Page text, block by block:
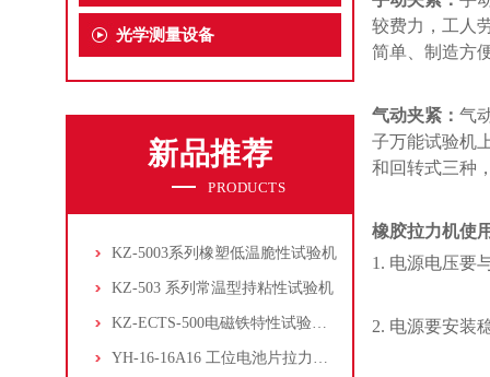
光学测量设备
新品推荐
PRODUCTS
KZ-5003系列橡塑低温脆性试验机
KZ-503 系列常温型持粘性试验机
KZ-ECTS-500电磁铁特性试验系统
YH-16-16A16 工位电池片拉力试验机
较费力，工人
简单、 制造方
气动夹紧： 气
子万能试验机
和回转式三种
橡胶拉力机使
1. 电源电压要
2. 电源要安装